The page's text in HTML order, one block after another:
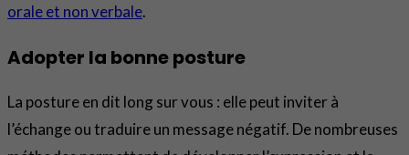
orale et non verbale.
Adopter la bonne posture
La posture en dit long sur vous : elle peut inviter à
l’échange ou traduire un message négatif. De nombreuses